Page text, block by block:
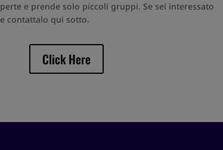
e prende solo piccoli gruppi. Se sei interessato
contattalo qui sotto.
Click Here